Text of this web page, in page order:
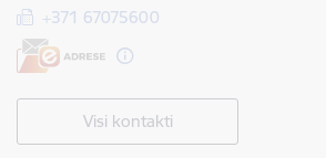
+371 67075600
Visi kontakti